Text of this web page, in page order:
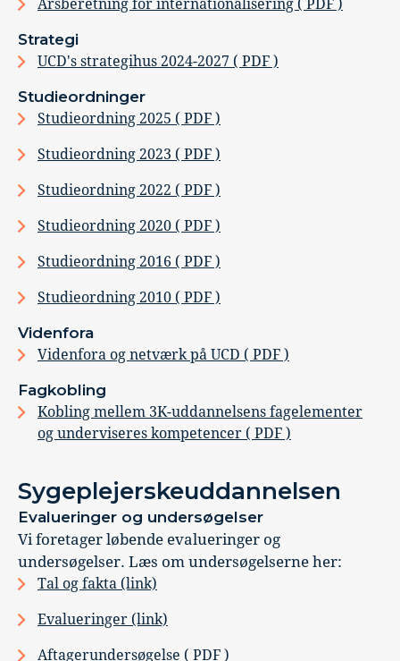
Strategi
UCD's strategihus 2024-2027 ( PDF )
Studieordninger
Studieordning 2025 ( PDF )
Studieordning 2023 ( PDF )
Studieordning 2022 ( PDF )
Studieordning 2020 ( PDF )
Studieordning 2016 ( PDF )
Studieordning 2010 ( PDF )
Videnfora
Videnfora og netværk på UCD ( PDF )
Fagkobling
Kobling mellem 3K-uddannelsens fagelementer
og underviseres kompetencer ( PDF )
Sygeplejerskeuddannelsen
Evalueringer og undersøgelser
Vi foretager løbende evalueringer og
undersøgelser. Læs om undersøgelserne her:
Tal og fakta (link)
Evalueringer (link)
Aftagerundersøgelse ( PDF )